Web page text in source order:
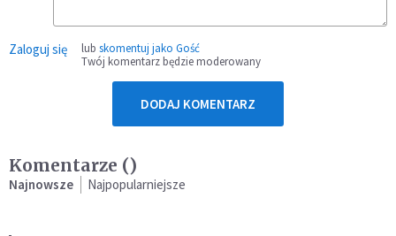
Zaloguj się lub skomentuj jako Gość
Twój komentarz będzie moderowany
DODAJ KOMENTARZ
Komentarze ()
Najnowsze Najpopularniejsze